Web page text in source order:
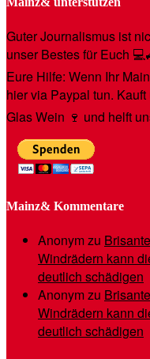
Guter Journalismus ist
unser Bestes für Euch
Eure Hilfe: Wenn Ihr
hier via Paypal tun.
Glas Wein 🍷 und helft
Mainz& Kommentare
Anonymzu
Windrädern kann
deutlich schädigen
Anonymzu
Windrädern kann
deutlich schädigen